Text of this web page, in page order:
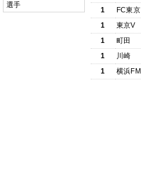
選手
1
FC東京
1
東京V
1
町田
1
川崎
1
横浜FM